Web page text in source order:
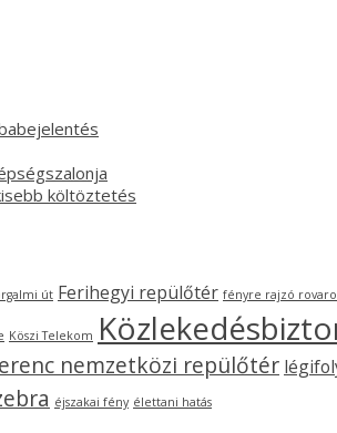
költöztetés
út Ferihegyi repülőtér fényre rajzó
Köszi Telekom
nemzetközi repülőtér
éjszakai fény élettani hatás